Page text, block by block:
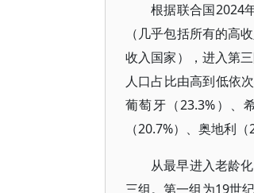
根据联合国2024
（几乎包括所有的高
收入国家），进入第
人口占比由高到低依
葡萄牙（23.3%）、
（20.7%）、奥地利
从最早进入老龄
三组。第一组为19世